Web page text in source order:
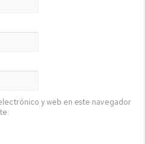
y web en este navegador